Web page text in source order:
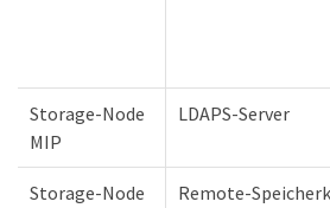
Storage-Node
MIP
LDAPS-Server
Storage-Node
Remote-